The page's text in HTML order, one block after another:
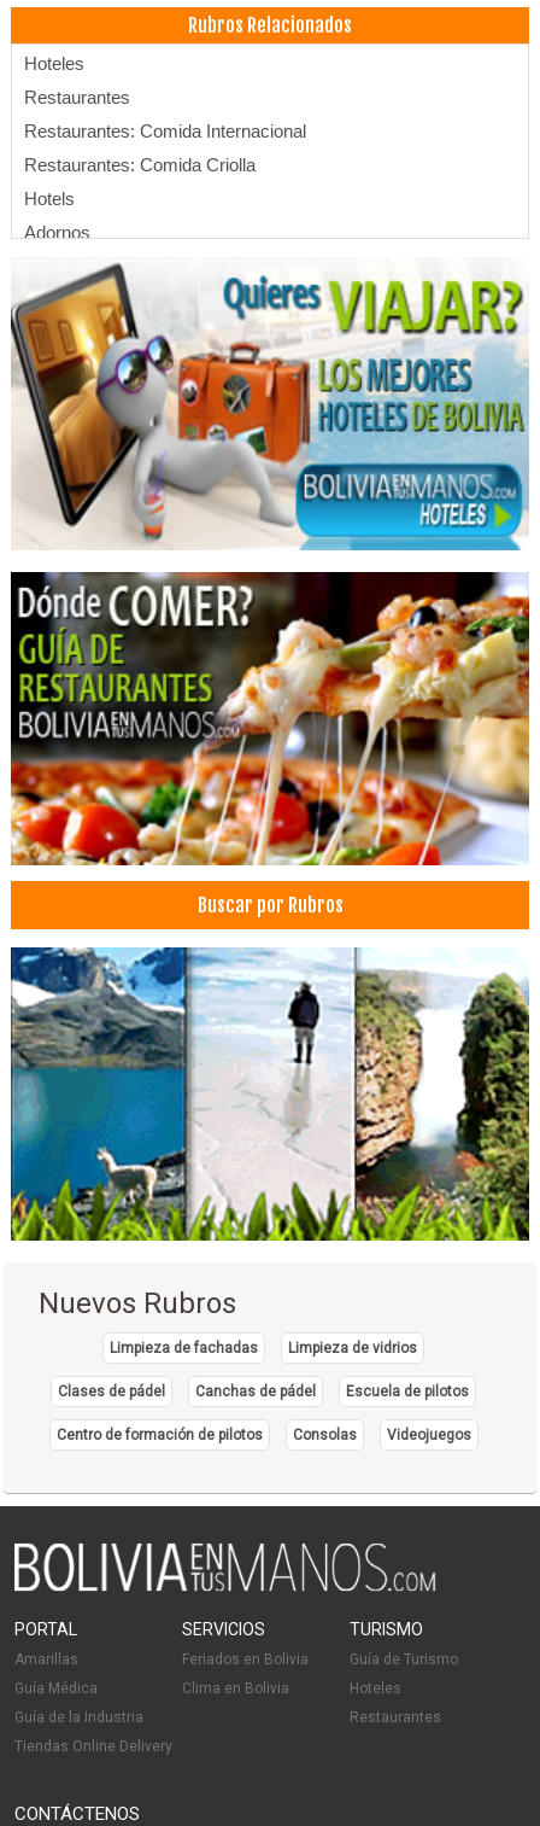
Rubros Relacionados
Hoteles
Restaurantes
Restaurantes: Comida Internacional
Restaurantes: Comida Criolla
Hotels
Adornos
Mosaicos
Regalos y Adornos
Profesionales
Seguridad Privada
Monitoreo y Seguridad
Empresas de Seguridad Física
Sistemas de Seguridad
Cámaras de seguridad
Buscar por Rubros
Nuevos Rubros
Limpieza de fachadas Limpieza de vidrios
Clases de pádel Canchas de pádel Escuela de pilotos
Centro de formación de pilotos Consolas Videojuegos
PORTAL
Amarillas
Guía Médica
Guía de la Industria
Tiendas Online Delivery
SERVICIOS
Feriados en Bolivia
Clima en Bolivia
TURISMO
Guía de Turismo
Hoteles
Restaurantes
CONTÁCTENOS